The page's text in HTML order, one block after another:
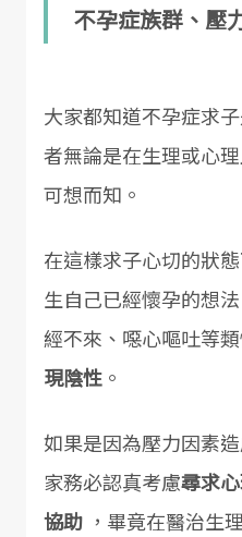
不孕症族群、壓
大家都知道不孕症求
者無論是在生理或心
可想而知。
在這樣求子心切的狀
生自己已經懷孕的想
經不來、噁心嘔吐等
現陰性 。
如果是因為壓力因素
家務必認真考慮尋求
協助 ，畢竟在醫治生